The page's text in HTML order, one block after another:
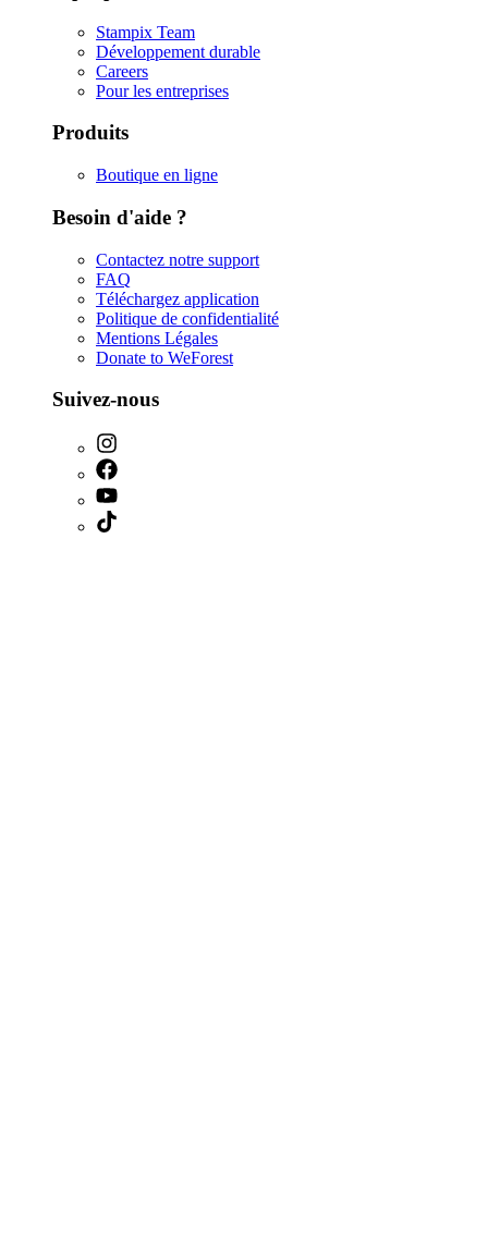
Stampix Team
Développement durable
Careers
Pour les entreprises
Produits
Boutique en ligne
Besoin d'aide ?
Contactez notre support
FAQ
Téléchargez application
Politique de confidentialité
Mentions Légales
Donate to WeForest
Suivez-nous